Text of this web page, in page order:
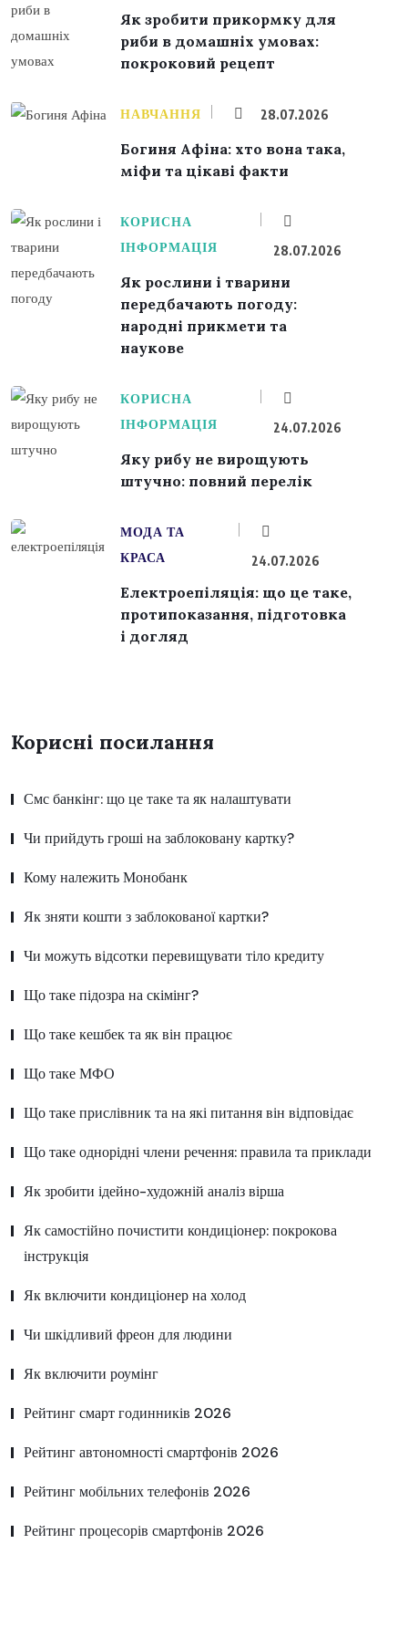
Як зробити прикормку для
риби в домашніх умовах:
покроковий рецепт
НАВЧАННЯ 28.07.2026
Богиня Афіна: хто вона така,
міфи та цікаві факти
КОРИСНА
ІНФОРМАЦІЯ
28.07.2026
Як рослини і тварини
передбачають погоду:
народні прикмети та
наукове
КОРИСНА
ІНФОРМАЦІЯ
24.07.2026
Яку рибу не вирощують
штучно: повний перелік
МОДА ТА
КРАСА
24.07.2026
Електроепіляція: що це таке,
протипоказання, підготовка
і догляд
Корисні посилання
Смс банкінг: що це таке та як налаштувати
Чи прийдуть гроші на заблоковану картку?
Кому належить Монобанк
Як зняти кошти з заблокованої картки?
Чи можуть відсотки перевищувати тіло кредиту
Що таке підозра на скімінг?
Що таке кешбек та як він працює
Що таке МФО
Що таке прислівник та на які питання він відповідає
Що таке однорідні члени речення: правила та приклади
Як зробити ідейно-художній аналіз вірша
Як самостійно почистити кондиціонер: покрокова
інструкція
Як включити кондиціонер на холод
Чи шкідливий фреон для людини
Як включити роумінг
Рейтинг смарт годинників 2026
Рейтинг автономності смартфонів 2026
Рейтинг мобільних телефонів 2026
Рейтинг процесорів смартфонів 2026